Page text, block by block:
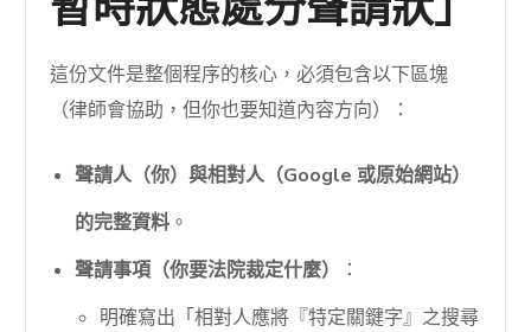
這份文件是整個程序的核心，必須包含以下區塊
（律師會協助，但你也要知道內容方向）：
聲請人（你）與相對人（Google 或原始網站）
的完整資料 。
聲請事項（你要法院裁定什麼）
：
明確寫出「相對人應將『特定關鍵字』之搜尋